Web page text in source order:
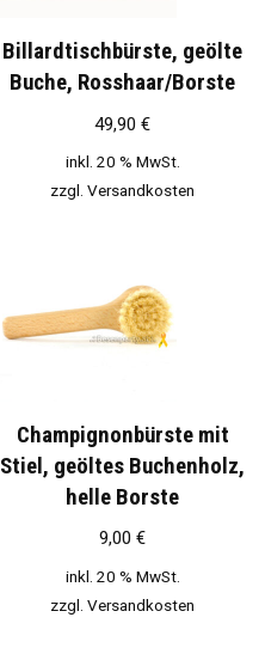
Billardtischbürste, geölte
Buche, Rosshaar/Borste
49,90 €
inkl. 20 % MwSt.
zzgl. Versandkosten
Champignonbürste mit
Stiel, geöltes Buchenholz,
helle Borste
9,00 €
inkl. 20 % MwSt.
zzgl. Versandkosten